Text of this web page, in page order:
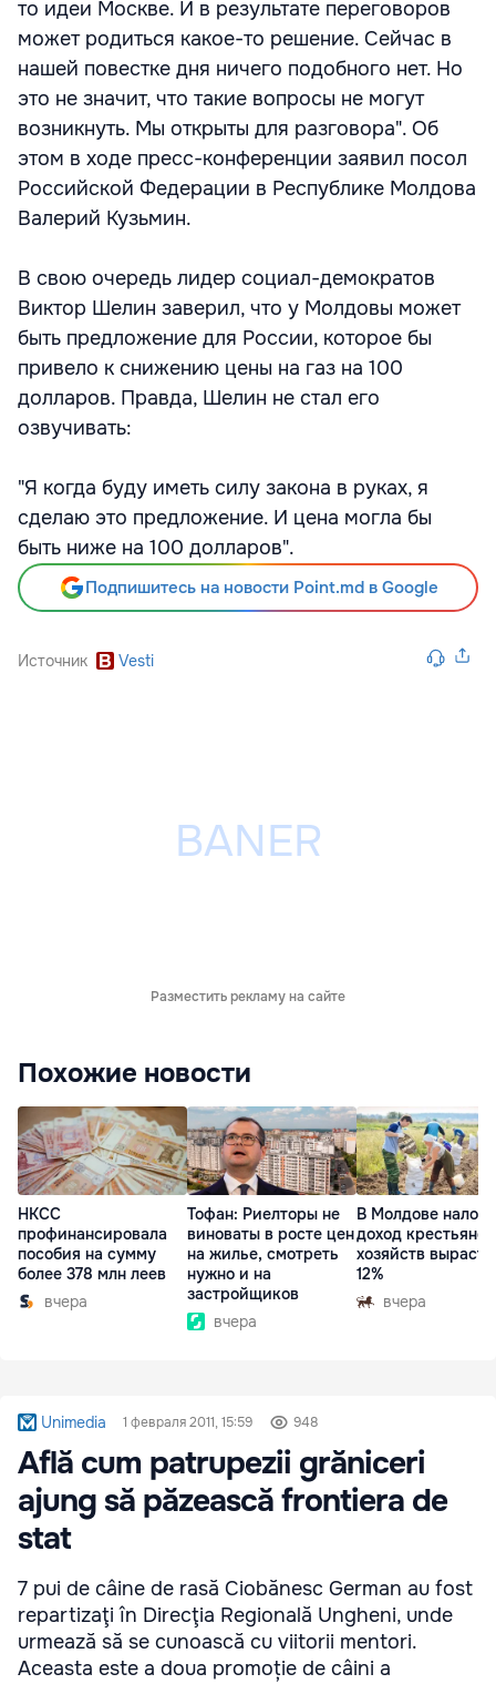
то идеи Москве. И в результате переговоров
может родиться какое-то решение. Сейчас в
нашей повестке дня ничего подобного нет. Но
это не значит, что такие вопросы не могут
возникнуть. Мы открыты для разговора". Об
этом в ходе пресс-конференции заявил посол
Российской Федерации в Республике Молдова
Валерий Кузьмин.
В свою очередь лидер социал-демократов
Виктор Шелин заверил, что у Молдовы может
быть предложение для России, которое бы
привело к снижению цены на газ на 100
долларов. Правда, Шелин не стал его
озвучивать:
"Я когда буду иметь силу закона в руках, я
сделаю это предложение. И цена могла бы
быть ниже на 100 долларов".
Подпишитесь на новости Point.md в Google
Источник Vesti
Разместить рекламу на сайте
Похожие новости
НКСС
профинансировала
пособия на сумму
более 378 млн леев
вчера
Тофан: Риелторы не
виноваты в росте цен
на жилье, смотреть
нужно и на
застройщиков
вчера
В Молдове налог
доход
хозяйств
12%
вчера
Unimedia 1 февраля 2011, 15:59 948
Află cum patrupezii grăniceri
ajung să păzească frontiera de
stat
7 pui de câine de rasă Ciobănesc German au fost
repartizaţi în Direcţia Regională Ungheni, unde
urmează să se cunoască cu viitorii mentori.
Aceasta este a doua promoție de câini a